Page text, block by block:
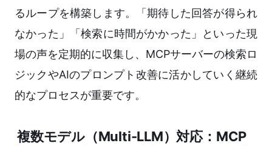
るループを構築します。「期待した回答が得られ
なかった」「検索に時間がかかった」といった現
場の声を定期的に収集し、MCPサーバーの検索ロ
ジックやAIのプロンプト改善に活かしていく継続
的なプロセスが重要です。
複数モデル（Multi-LLM）対応：MCP